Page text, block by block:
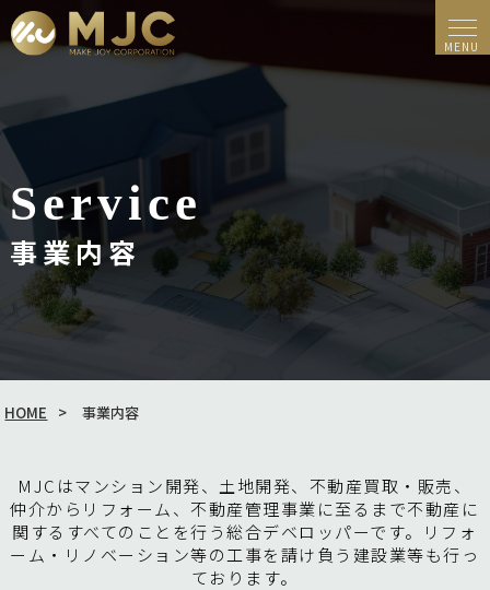
Service
事業内容
HOME 事業内容
MJCはマンション開発、土地開発、不動産買取・販売、
仲介からリフォーム、不動産管理事業に至るまで不動産に
関するすべてのことを行う総合デベロッパーです。
リフォ
ーム・リノベーション等の工事を請け負う建設業等も行っ
ております。